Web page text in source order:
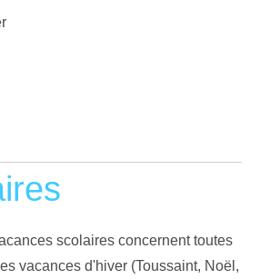
scolaires concernent toutes
vacances d'hiver (Toussaint, Noël,